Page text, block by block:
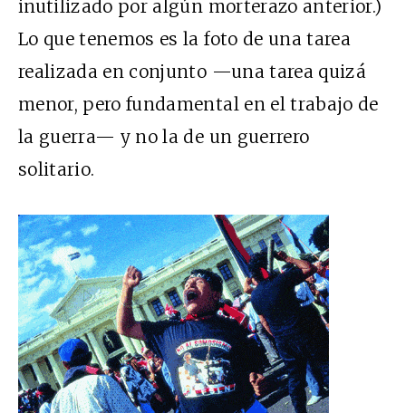
inutilizado por algún morterazo anterior.)
Lo que tenemos es la foto de una tarea
realizada en conjunto —una tarea quizá
menor, pero fundamental en el trabajo de
la guerra— y no la de un guerrero
solitario.